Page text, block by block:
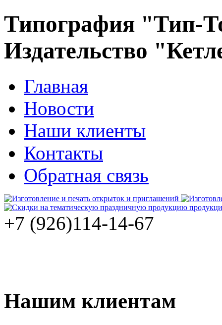
Типография "Тип-
Издательство
Главная
Новости
Наши клиенты
Контакты
Обратная связь
+7 (926)114-14-67
Нашим клиентам